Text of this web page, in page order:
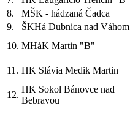
8.
MŠK - hádzaná Čadca
9.
ŠKHá Dubnica nad Váhom
10. MHáK Martin "B"
11. HK Slávia Medik Martin
12.
HK Sokol Bánovce nad
Bebravou